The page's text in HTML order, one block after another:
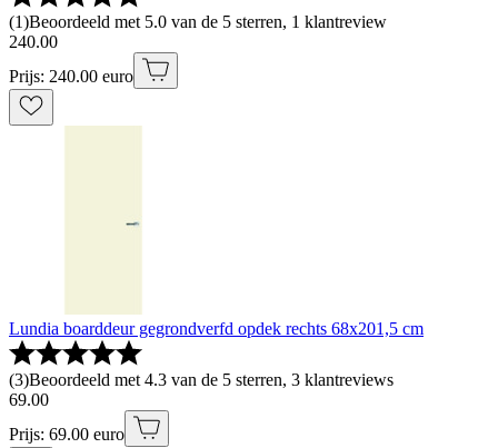
(1)Beoordeeld met 5.0 van de 5 sterren, 1 klantreview
240.00
Prijs: 240.00 euro
Lundia boarddeur gegrondverfd opdek rechts 68x201,5 cm
(3)Beoordeeld met 4.3 van de 5 sterren, 3 klantreviews
69.00
Prijs: 69.00 euro